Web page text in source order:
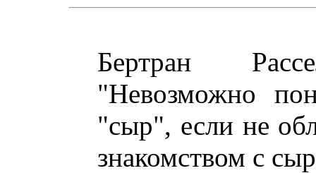
Бертран
"Невозможно
"сыр", если не
знакомством с